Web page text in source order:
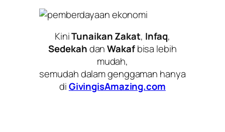
KiniTunaikan Zakat, Infaq,
SedekahdanWakafbisa lebih
mudah,
semudah dalam genggaman hanya
diGivingisAmazing.com